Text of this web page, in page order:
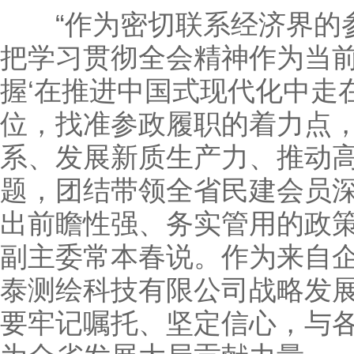
“作为密切联系经济界的
把学习贯彻全会精神作为当
握‘在推进中国式现代化中走
位，找准参政履职的着力点
系、发展新质生产力、推动
题，团结带领全省民建会员
出前瞻性强、务实管用的政
副主委常本春说。作为来自
泰测绘科技有限公司战略发
要牢记嘱托、坚定信心，与